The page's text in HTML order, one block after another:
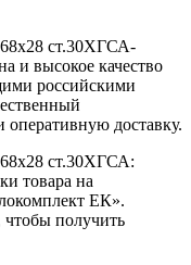
ст.30ХГСА-
и высокое качество
российскими
оперативную доставку.
ст.30ХГСА:
товара на
ЕК».
получить